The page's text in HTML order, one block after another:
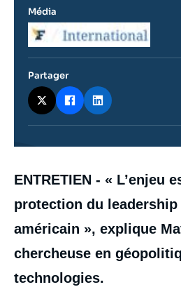
Contenu
intervention
médiatique
ENTRETIEN - « L’enjeu
protection du
américain », explique
chercheuse en
technologies.
Média
Logo
Partager